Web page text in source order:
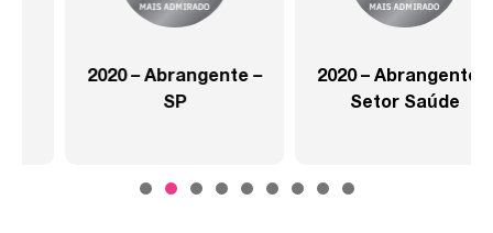
2020 – Abrangente –
2020 – Abrangente –
Setor Saúde